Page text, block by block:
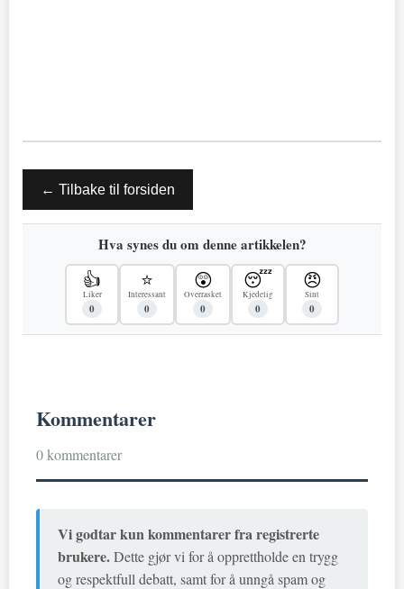
← Tilbake til forsiden
Hva synes du om denne artikkelen?
👍
Liker
0
⭐
Interessant
0
😲
Overrasket
0
😴
Kjedelig
0
😠
Sint
0
Kommentarer
0 kommentarer
Vi godtar kun kommentarer fra registrerte
brukere.Dette gjør vi for å opprettholde en trygg
og respektfull debatt, samt for å unngå spam og